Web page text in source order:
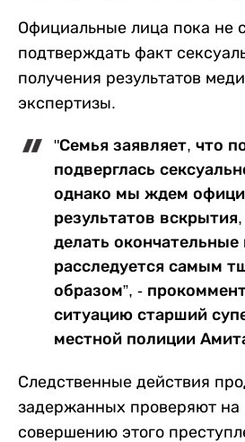
Официальные лица пока не
подтверждать факт
получения результатов
экспертизы.
"Семья заявляет, что
подверглась
однако мы ждем
результатов
делать
расследуется самым
образом”, -
ситуацию старший
местной полиции
Следственные действия
задержанных проверяют на
совершению этого